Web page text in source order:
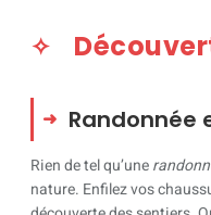
Randonnée
Rien de tel qu’une
nature. Enfilez vos